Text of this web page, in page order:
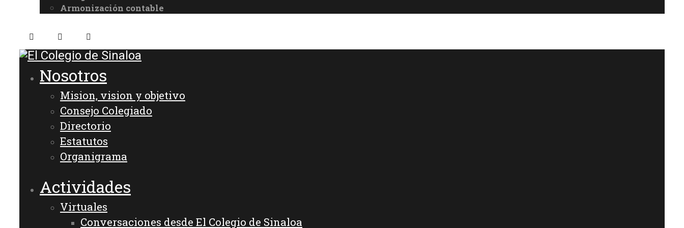
Armonización contable
Nosotros
Mision, vision y objetivo
Consejo Colegiado
Directorio
Estatutos
Organigrama
Actividades
Virtuales
Conversaciones desde El Colegio de Sinaloa